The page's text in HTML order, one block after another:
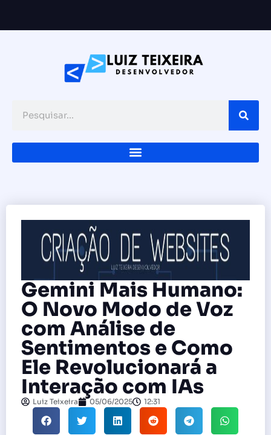
Gemini Mais Humano:
O Novo Modo de Voz
com Análise de
Sentimentos e Como
Ele Revolucionará a
Interação com IAs
Luiz Teixeira 05/06/2025 12:31